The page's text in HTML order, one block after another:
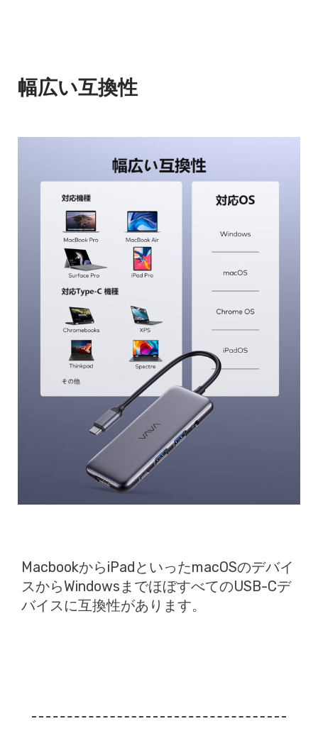
幅広い互換性
MacbookからiPadといったmacOSのデバイ
スからWindowsまでほぼすべてのUSB-Cデ
バイスに互換性があります。